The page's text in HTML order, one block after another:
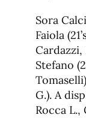
Sora
Faiola
Cardazzi,
Stefano
G.). A
Rocca L.,